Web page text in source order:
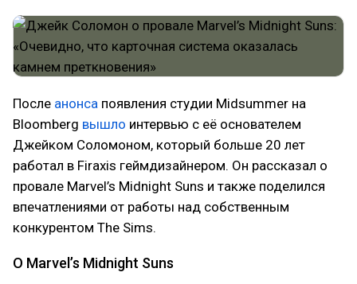
После анонса появления студии Midsummer на
Bloomberg вышло интервью с её основателем
Джейком Соломоном, который больше 20 лет
работал в Firaxis геймдизайнером. Он рассказал о
провале Marvel’s Midnight Suns и также поделился
впечатлениями от работы над собственным
конкурентом The Sims.
О Marvel’s Midnight Suns